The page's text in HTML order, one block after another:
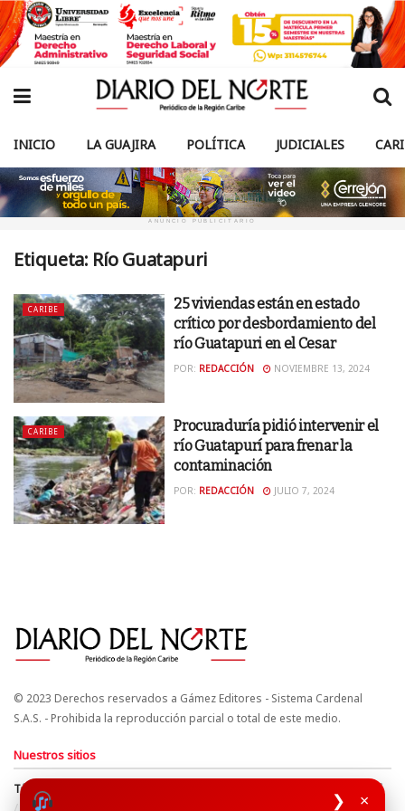
❯ ×
INICIO LA GUAJIRA POLÍTICA JUDICIALES
ANUNCIO PUBLICITARIO
Etiqueta: Río Guatapuri
CARIBE
25 viviendas están en estado
crítico por desbordamiento del
río Guatapuri en el Cesar
POR: REDACCIÓN NOVIEMBRE 13, 2024
CARIBE
Procuraduría pidió intervenir el
río Guatapurí para frenar la
contaminación
POR: REDACCIÓN JULIO 7, 2024
© 2023 Derechos reservados a Gámez Editores - Sistema Cardenal
S.A.S. - Prohibida la reproducción parcial o total de este medio.
Nuestros sitios
Términos y Condiciones
Derechos de Autor y Propiedad Intelectual